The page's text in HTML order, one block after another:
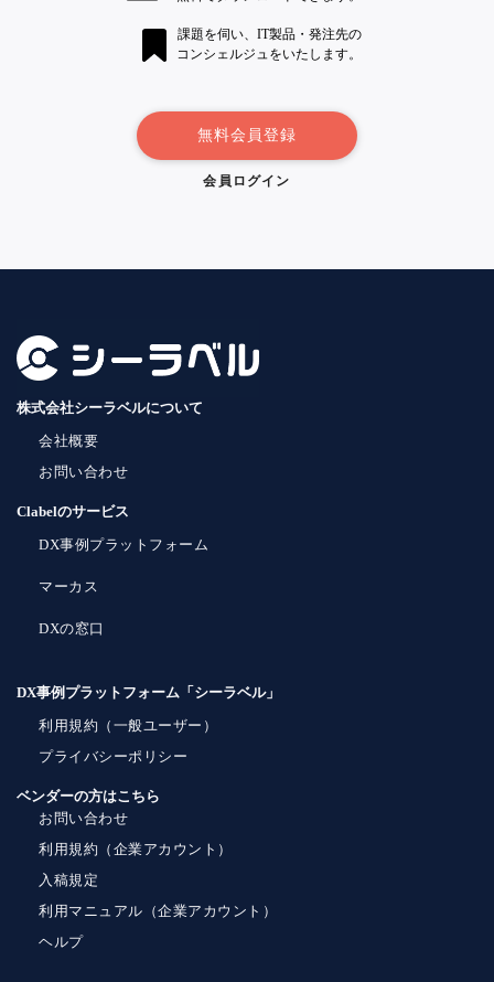
課題を伺い、IT製品・発注先の
コンシェルジュをいたします。
無料会員登録
会員ログイン
株式会社シーラベルについて
会社概要
お問い合わせ
Clabelのサービス
DX事例プラットフォーム
マーカス
DXの窓口
DX事例プラットフォーム「シーラベル」
利用規約（一般ユーザー）
プライバシーポリシー
ベンダーの方はこちら
お問い合わせ
利用規約（企業アカウント）
入稿規定
利用マニュアル（企業アカウント）
ヘルプ